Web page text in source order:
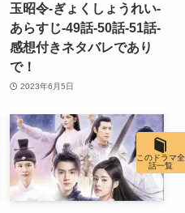
玉昭令-ぎょくしょうれい-
あらすじ-49話-50話-51話-
感想付きネタバレであり
で！
2023年6月5日
このドラマ全
話一覧